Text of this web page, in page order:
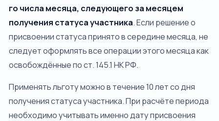
го числа месяца, следующего за месяцем
получения статуса участника. Если решение о
присвоении статуса принято в середине месяца, не
следует оформлять все операции этого месяца как
освобождённые по ст. 145.1 НК РФ.
Применять льготу можно в течение 10 лет со дня
получения статуса участника. При расчёте периода
необходимо учитывать именно дату присвоения